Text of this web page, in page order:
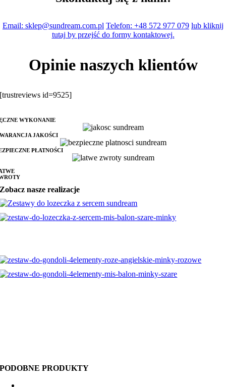
Email: sklep@sundream.com.pl Telefon: +48 572 977 079 lub kliknij
tutaj by przejść do formy kontaktowej.
Opinie naszych klientów
[trustreviews id=9525]
WYKONANIE
JAKOŚCI
PŁATNOŚCI
Zobacz nasze realizacje
PODOBNE PRODUKTY